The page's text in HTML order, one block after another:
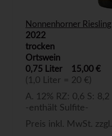
Nonnenhorner Riesling
2022
trocken
Ortswein
0,75 Liter
15,00 €
(1,0 Liter = 20 €)
A. 12% RZ: 0,6 S: 8,2
-enthält Sulfite-
Preis inkl. MwSt. zzgl.